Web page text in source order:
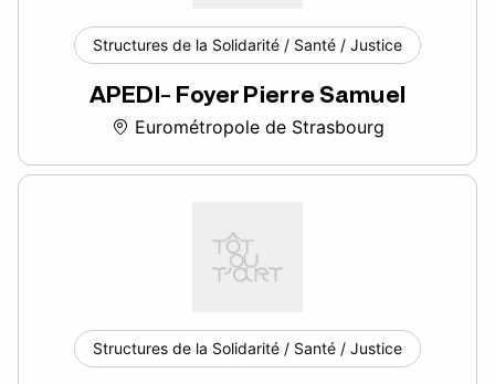
Structures de la Solidarité / Santé / Justice
APEDI- Foyer Pierre Samuel
Eurométropole de Strasbourg
Structures de la Solidarité / Santé / Justice